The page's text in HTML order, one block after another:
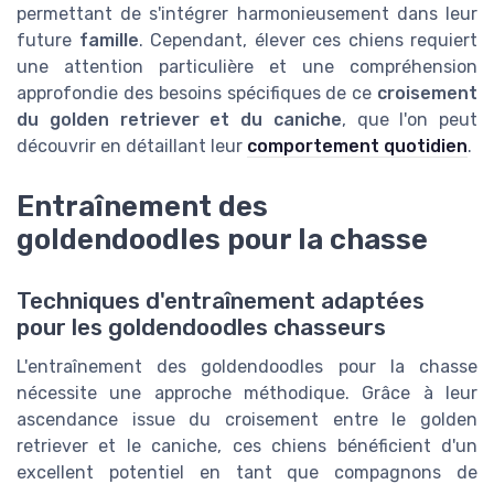
permettant de s'intégrer harmonieusement dans leur
future famille. Cependant, élever ces chiens requiert
une attention particulière et une compréhension
approfondie des besoins spécifiques de ce croisement
du golden retriever et du caniche, que l'on peut
découvrir en détaillant leur comportement quotidien.
Entraînement des
goldendoodles pour la chasse
Techniques d'entraînement adaptées
pour les goldendoodles chasseurs
L'entraînement des goldendoodles pour la chasse
nécessite une approche méthodique. Grâce à leur
ascendance issue du croisement entre le golden
retriever et le caniche, ces chiens bénéficient d'un
excellent potentiel en tant que compagnons de